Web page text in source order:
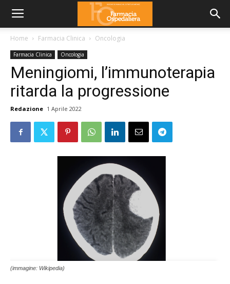
Home Farmacia Clinica Oncologia
Farmacia Clinica Oncologia
Meningiomi, l’immunoterapia
ritarda la progressione
Redazione 1 Aprile 2022
(immagine: Wikipedia)